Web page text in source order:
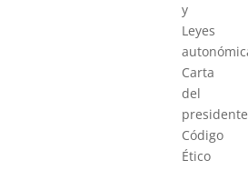
y
Leyes
Carta
del
presidente
Código
Ético